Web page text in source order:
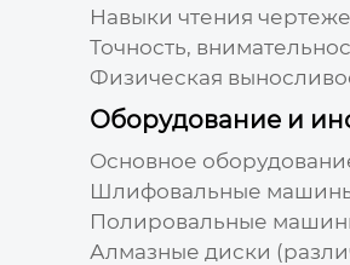
Навыки чтения
Точность,
Физическая
Оборудование и
Основное
Шлифовальные
Полировальные
Алмазные диски